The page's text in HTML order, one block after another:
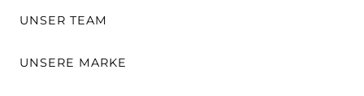
UNSER TEAM
UNSERE MARKE